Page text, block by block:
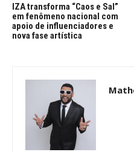
IZA transforma “Caos e Sal”
em fenômeno nacional com
apoio de influenciadores e
nova fase artística